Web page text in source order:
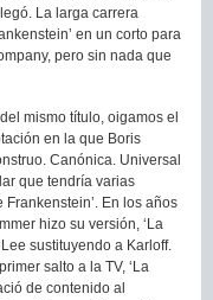
La larga carrera
en un corto para
pero sin nada que
mismo título, oigamos el
en la que Boris
Canónica. Universal
que tendría varias
En los años
hizo su versión, ‘La
sustituyendo a Karloff.
salto a la TV, ‘La
de contenido al